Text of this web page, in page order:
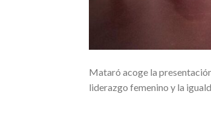
Mataró acoge la
liderazgo femenino y la